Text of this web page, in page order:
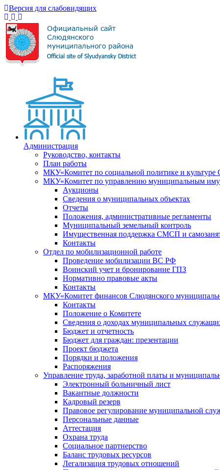
Версия для слабовидящих
Администрация
Руководство, контакты
План работы
МКУ«Комитет по социальной политике и культуре
МКУ«Комитет по управлению муниципальным
Аукционы
Сведения о муниципальных объектах
Отчеты
Положения, административные регламенты
Муниципальный земельный контроль
Имущественная поддержка СМСП и
Контакты
Отдел по мобилизационной работе
Проведение мобилизации ВС РФ
Воинский учет и бронирование ГПЗ
Нормативно правовые акты
Контакты
МКУ«Комитет финансов Слюдянского
Контакты
Положение о Комитете
Сведения о доходах муниципальных
Бюджет и отчетность
Бюджет для граждан: презентации
Проект бюджета
Порядки и положения
Распоряжения
Управление труда, заработной платы и
Электронный больничный лист
Вакантные должности
Кадровый резерв
Правовое регулирование муниципальной
Персональные данные
Аттестация
Охрана труда
Социальное партнерство
Баланс трудовых ресурсов
Легализация трудовых отношений